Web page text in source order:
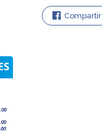
Compartir